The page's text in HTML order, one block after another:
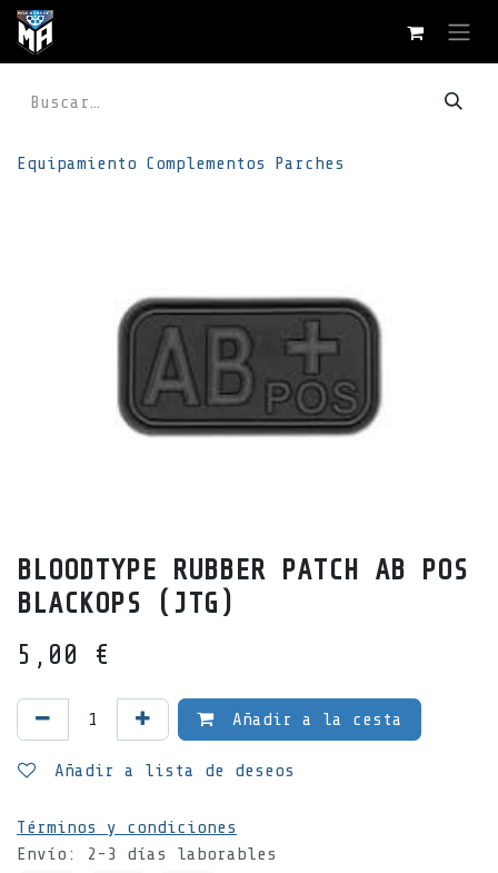
Ir al contenido
Equipamiento Complementos Parches
BLOODTYPE RUBBER PATCH AB POS
BLACKOPS (JTG)
5,00
€
Añadir a la cesta
Añadir a lista de deseos
Términos y condiciones
Envío: 2-3 días laborables